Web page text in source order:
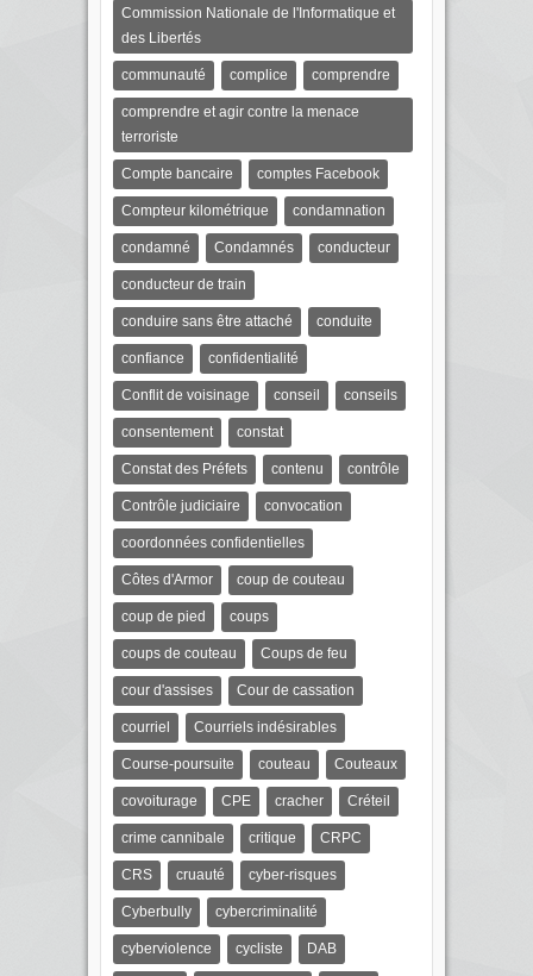
Commission Nationale de l'Informatique et
des Libertés
communauté complice comprendre
comprendre et agir contre la menace
terroriste
Compte bancaire comptes Facebook
Compteur kilométrique condamnation
condamné Condamnés conducteur
conducteur de train
conduire sans être attaché conduite
confiance confidentialité
Conflit de voisinage conseil conseils
consentement constat
Constat des Préfets contenu contrôle
Contrôle judiciaire convocation
coordonnées confidentielles
Côtes d'Armor coup de couteau
coup de pied coups
coups de couteau Coups de feu
cour d'assises Cour de cassation
courriel Courriels indésirables
Course-poursuite couteau Couteaux
covoiturage CPE cracher Créteil
crime cannibale critique CRPC
CRS cruauté cyber-risques
Cyberbully cybercriminalité
cyberviolence cycliste DAB